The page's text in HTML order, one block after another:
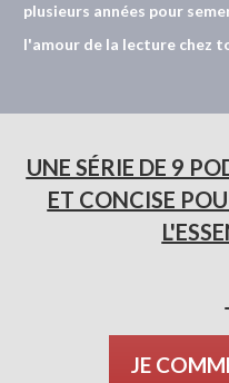
plusieurs années pour
l'amour de la lecture chez
UNE SÉRIE DE 9
ET CONCISE
JE